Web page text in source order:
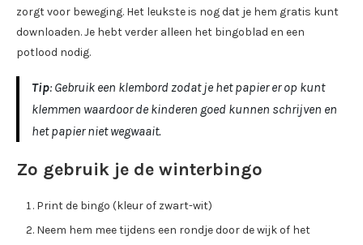
zorgt voor beweging. Het leukste is nog dat je hem gratis kunt
downloaden. Je hebt verder alleen het bingoblad en een
potlood nodig.
Tip: Gebruik een klembord zodat je het papier er op kunt
klemmen waardoor de kinderen goed kunnen schrijven en
het papier niet wegwaait.
Zo gebruik je de winterbingo
Print de bingo (kleur of zwart-wit)
Neem hem mee tijdens een rondje door de wijk of het